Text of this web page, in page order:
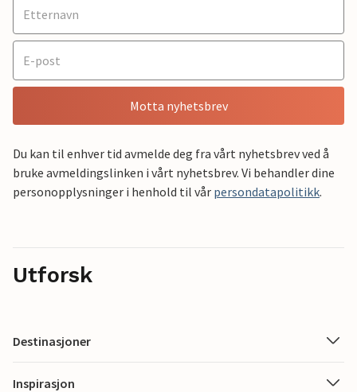
Motta nyhetsbrev
Du kan til enhver tid avmelde deg fra vårt nyhetsbrev ved å
bruke avmeldingslinken i vårt nyhetsbrev. Vi behandler dine
personopplysninger i henhold til vår persondatapolitikk.
Utforsk
Destinasjoner
Inspirasjon